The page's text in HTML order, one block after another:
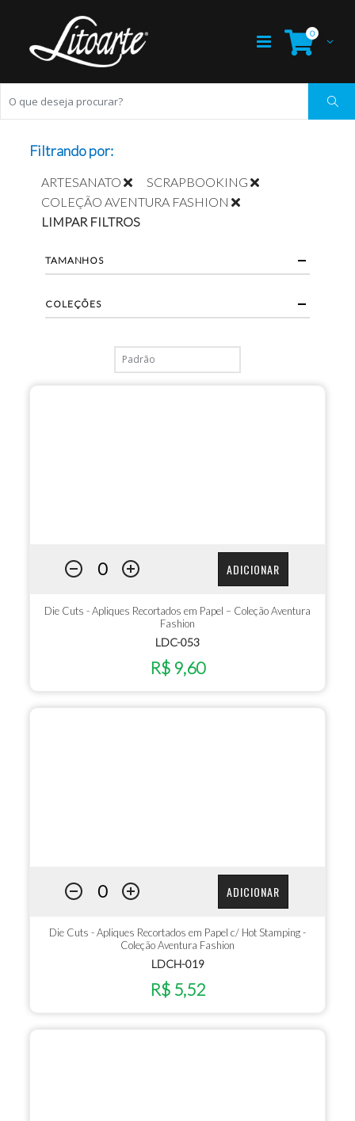
0
ADICIONAR
Die Cuts - Apliques Recortados em Papel – Coleção Aventura
Fashion
LDC-053
R$ 9,60
ADICIONAR
Die Cuts - Apliques Recortados em Papel c/ Hot Stamping -
Coleção Aventura Fashion
LDCH-019
R$ 5,52
Filtrando por:
ARTESANATO
SCRAPBOOKING
COLEÇÃO AVENTURA FASHION
LIMPAR FILTROS
TAMANHOS
COLEÇÕES